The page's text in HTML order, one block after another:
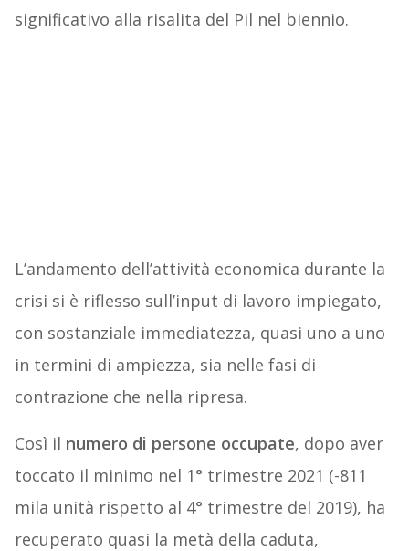
significativo alla risalita del Pil nel biennio.
L’andamento dell’attività economica durante la
crisi si è riflesso sull’input di lavoro impiegato,
con sostanziale immediatezza, quasi uno a uno
in termini di ampiezza, sia nelle fasi di
contrazione che nella ripresa.
Così il numero di persone occupate, dopo aver
toccato il minimo nel 1° trimestre 2021 (-811
mila unità rispetto al 4° trimestre del 2019), ha
recuperato quasi la metà della caduta,